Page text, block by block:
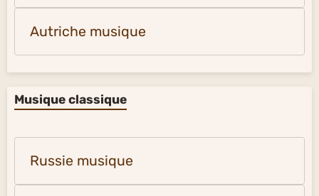
Autriche musique
Musique classique
Russie musique